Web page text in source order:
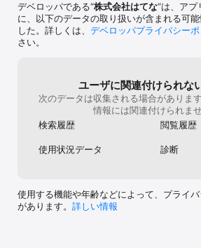
デベロッパである“株式会社はてな”は、ア
に、以下のデータの取り扱いが含まれる可
した。詳しくは、 デベロッパプライバシー
さい。
ユーザに関連付けられな
次のデータは収集される場合がありま
情報には関連付けられませ
検索履歴
閲覧履歴
使用状況データ 診断
使用する機能や年齢などによって、プライ
があります。 詳しい情報